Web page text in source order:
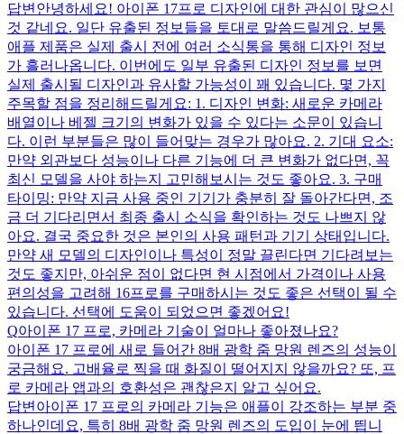
답변 안녕하세요! 아이폰 17프로 디자인에 대한 관심이 많으신
것 같네요. 일단 유출된 정보들을 토대로 말씀드릴게요. 보통
애플 제품은 실제 출시 전에 여러 소식통을 통해 디자인 정보
가 흘러나옵니다. 이번에도 일부 유출된 디자인 정보를 보면
실제 출시될 디자인과 유사할 가능성이 꽤 있습니다. 몇 가지
주목할 점을 정리해드릴게요: 1. 디자인 변화: 새로운 카메라
배열이나 베젤 크기의 변화가 있을 수 있다는 소문이 있습니
다. 이런 부분들은 많이 들어맞는 경우가 많아요. 2. 기대 요소:
만약 외관보다 성능이나 다른 기능에 더 큰 변화가 없다면, 꼭
최신 모델을 사야 하는지 고민해보시는 것도 좋아요. 3. 구매
타이밍: 만약 지금 사용 중인 기기가 충분히 잘 돌아간다면, 조
금 더 기다리면서 최종 출시 소식을 확인하는 것도 나쁘지 않
아요. 결국 중요한 것은 본인의 사용 패턴과 기기 상태입니다.
만약 새 모델의 디자인이나 특성이 정말 끌린다면 기다려보는
것도 좋지만, 아쉬운 점이 없다면 현 시점에서 가격이나 사용
편의성을 고려해 16프로를 구매하시는 것도 좋은 선택이 될 수
있습니다. 선택에 도움이 되었으면 좋겠어요!
Q아이폰 17 프로, 카메라 기술이 얼마나 좋아졌나요?
아이폰 17 프로에 새로 들어간 8배 광학 줌 망원 렌즈의 성능이
궁금해요. 고배율로 찍을 때 화질이 떨어지지 않을까요? 또, 프
로 카메라 앱과의 호환성은 괜찮은지 알고 싶어요.
답변 아이폰 17 프로의 카메라 기능은 애플이 강조하는 부분 중
하나인데요, 특히 8배 광학 줌 망원 렌즈의 도입이 눈에 띕니